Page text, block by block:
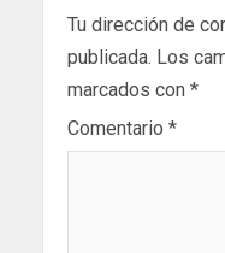
Tu dirección de
publicada. Los
marcados con *
Comentario *